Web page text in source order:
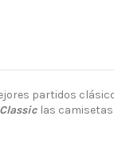
partidos
las camisetas